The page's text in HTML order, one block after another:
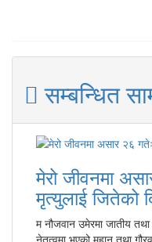
सम्बन्धित
मेरो जीवनमा
मृत्युलाई जितेको
म नौजवान उमेरमा जातीय तथा